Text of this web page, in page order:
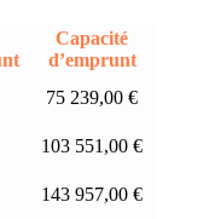
Capacité
d’emprunt
75 239,00 €
103 551,00 €
143 957,00 €